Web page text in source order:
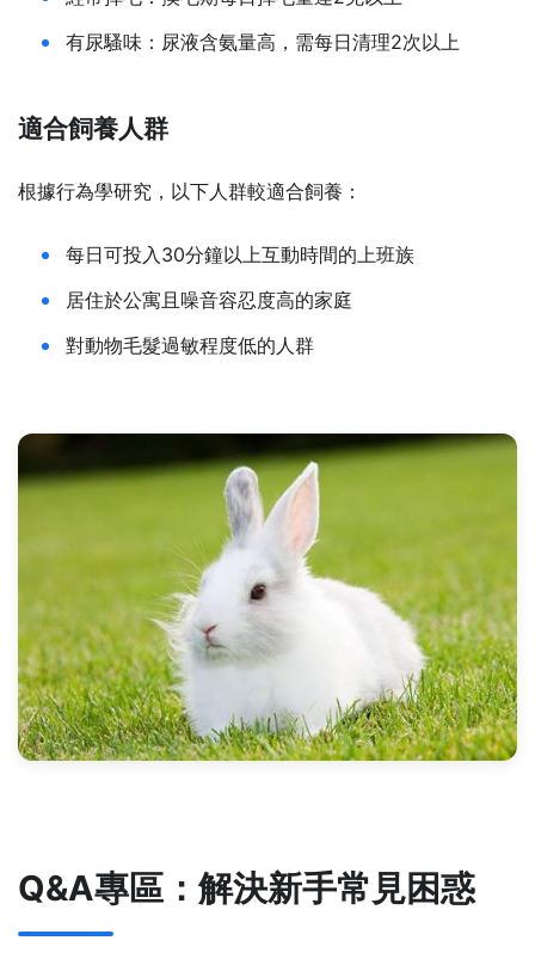
有尿騷味：尿液含氨量高，需每日清理2次以上
適合飼養人群
根據行為學研究，以下人群較適合飼養：
每日可投入30分鐘以上互動時間的上班族
居住於公寓且噪音容忍度高的家庭
對動物毛髮過敏程度低的人群
Q&A專區：解決新手常見困惑